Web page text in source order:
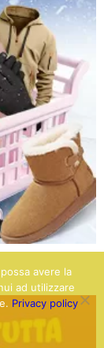
avere la
ad utilizzare
Privacy policy